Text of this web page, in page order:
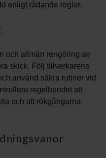
enligt rådande regler.
och allmän rengöring av
skick. Följ tillverkarens
använd säkra rutiner vid
regelbundet att
och att rökgångarna